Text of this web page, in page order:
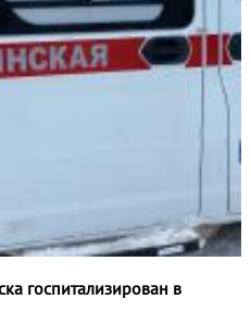
госпитализирован в